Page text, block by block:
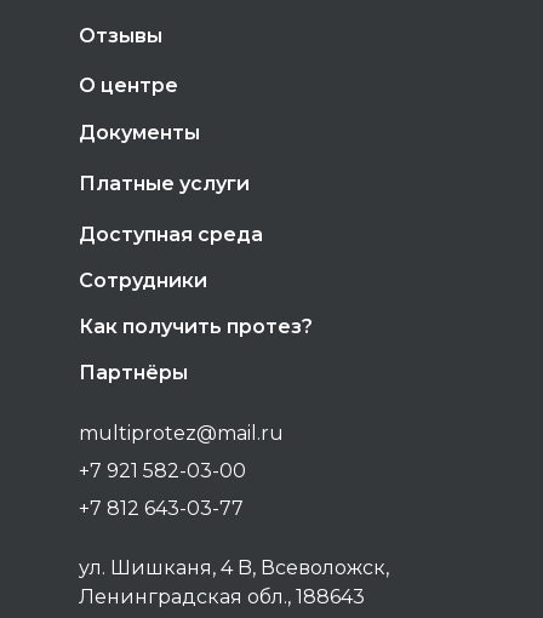
Доступная среда
Как получить протез?
Партнёры
Сотрудники
Документы
Платные услуги
О центре
Отзывы
ул. Шишканя, 4 B, Всеволожск,
Ленинградская обл., 188643
+7 921 582-03-00
+7 812 643-03-77
multiprotez@mail.ru